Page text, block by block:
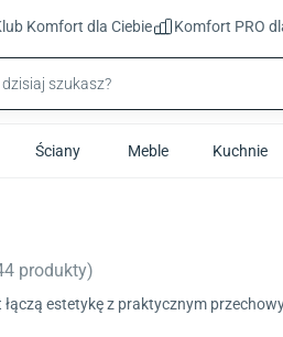
Komfort dla Ciebie Komfort PRO
Ściany Meble Kuchnie
produkty)
łączą estetykę z praktycznym